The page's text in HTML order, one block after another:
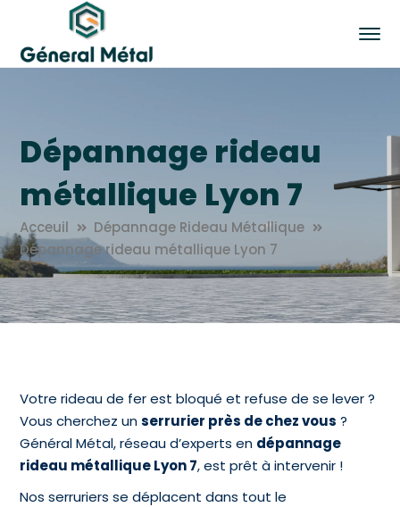
Dépannage rideau
métallique Lyon 7
Acceuil
Dépannage Rideau Métallique
Dépannage rideau métallique Lyon 7
Votre rideau de fer est bloqué et refuse de se lever ?
Vous cherchez unserrurier près de chez vous ?
Général Métal, réseau d’experts en dépannage
rideau métallique Lyon 7, est prêt à intervenir !
Nos serruriers se déplacent dans tout le